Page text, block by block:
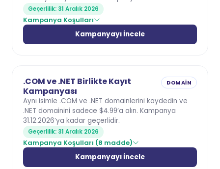
Geçerlilik: 31 Aralık 2026
Kampanya Koşulları
Kampanyayı İncele
.COM ve .NET Birlikte Kayıt
Kampanyası
DOMAIN
Aynı isimle .COM ve .NET domainlerini kaydedin ve
.NET domainini sadece $4.99’a alın. Kampanya
31.12.2026’ya kadar geçerlidir.
Geçerlilik: 31 Aralık 2026
Kampanya Koşulları (8 madde)
Kampanyayı İncele